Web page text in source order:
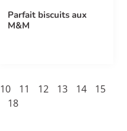
Parfait biscuits aux
M&M
10 11 12 13 14
15
18